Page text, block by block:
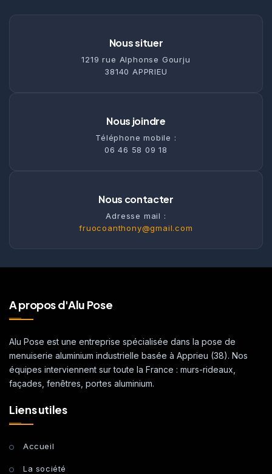
Nous situer
1219 rue Alphonse Gourju
38140 APPRIEU
Nous joindre
Téléphone mobile :
06 46 58 09 18
Nous contacter
Adresse mail :
fruocoanthony@gmail.com
A propos d'Alu Pose
Alu Pose est une entreprise spécialisée dans la pose de
menuiserie aluminium industrielle basée à Apprieu (38). Nos
équipes interviennent sur toute la France : murs-rideaux,
façades, fenêtres, portes aluminium.
Liens utiles
Accueil
La société